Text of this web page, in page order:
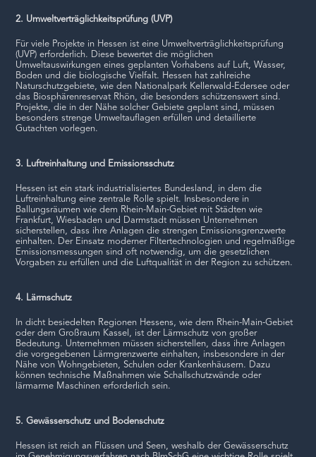
2. Umweltverträglichkeitsprüfung (UVP)
Für viele Projekte in Hessen ist eine Umweltverträglichkeitsprüfung
(UVP) erforderlich. Diese bewertet die möglichen
Umweltauswirkungen eines geplanten Vorhabens auf Luft, Wasser,
Boden und die biologische Vielfalt. Hessen hat zahlreiche
Naturschutzgebiete, wie den Nationalpark Kellerwald-Edersee oder
das Biosphärenreservat Rhön, die besonders schützenswert sind.
Projekte, die in der Nähe solcher Gebiete geplant sind, müssen
besonders strenge Umweltauflagen erfüllen und detaillierte
Gutachten vorlegen.
3. Luftreinhaltung und Emissionsschutz
Hessen ist ein stark industrialisiertes Bundesland, in dem die
Luftreinhaltung eine zentrale Rolle spielt. Insbesondere in
Ballungsräumen wie dem Rhein-Main-Gebiet mit Städten wie
Frankfurt, Wiesbaden und Darmstadt müssen Unternehmen
sicherstellen, dass ihre Anlagen die strengen Emissionsgrenzwerte
einhalten. Der Einsatz moderner Filtertechnologien und regelmäßige
Emissionsmessungen sind oft notwendig, um die gesetzlichen
Vorgaben zu erfüllen und die Luftqualität in der Region zu schützen.
4. Lärmschutz
In dicht besiedelten Regionen Hessens, wie dem Rhein-Main-Gebiet
oder dem Großraum Kassel, ist der Lärmschutz von großer
Bedeutung. Unternehmen müssen sicherstellen, dass ihre Anlagen
die vorgegebenen Lärmgrenzwerte einhalten, insbesondere in der
Nähe von Wohngebieten, Schulen oder Krankenhäusern. Dazu
können technische Maßnahmen wie Schallschutzwände oder
lärmarme Maschinen erforderlich sein.
5. Gewässerschutz und Bodenschutz
Hessen ist reich an Flüssen und Seen, weshalb der Gewässerschutz